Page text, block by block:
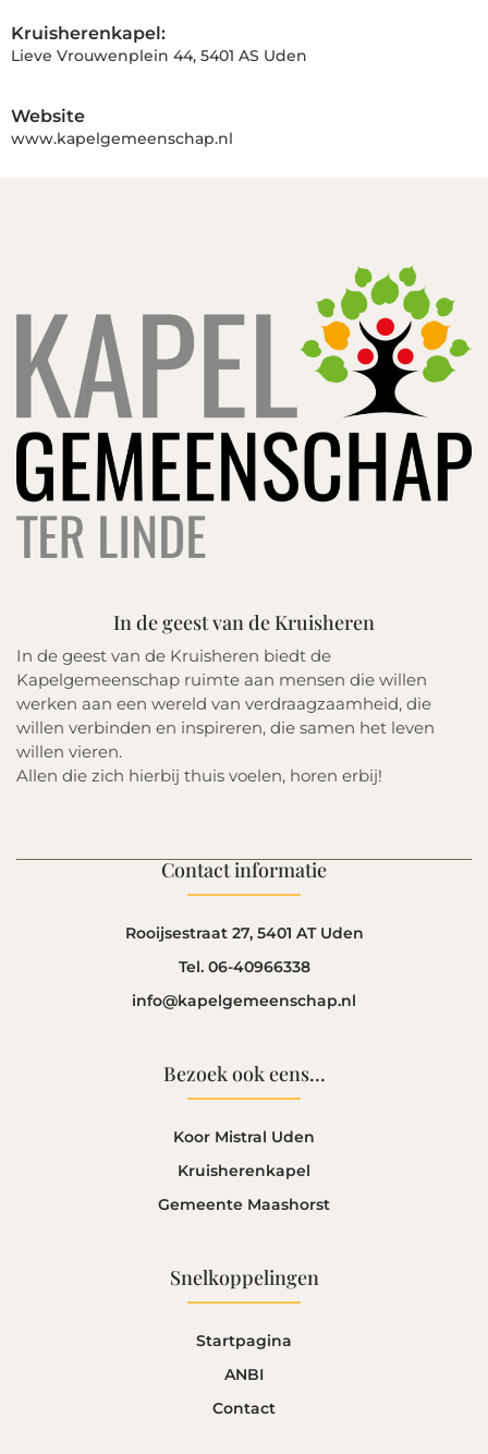
Kruisherenkapel:
Lieve Vrouwenplein 44, 5401 AS Uden
Website
www.kapelgemeenschap.nl
In de geest van de Kruisheren
In de geest van de Kruisheren biedt de
Kapelgemeenschap ruimte aan mensen die willen
werken aan een wereld van verdraagzaamheid, die
willen verbinden en inspireren, die samen het leven
willen vieren.
Allen die zich hierbij thuis voelen, horen erbij!
Contact informatie
Rooijsestraat 27, 5401 AT Uden
Tel. 06-40966338
info@kapelgemeenschap.nl
Bezoek ook eens...
Koor Mistral Uden
Kruisherenkapel
Gemeente Maashorst
Snelkoppelingen
Startpagina
ANBI
Contact